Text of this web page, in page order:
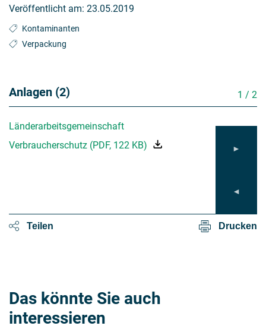
Veröffentlicht am: 23.05.2019
Kontaminanten
Verpackung
Anlagen (2)
Länderarbeitsgemeinschaft
Verbraucherschutz (PDF, 122 KB)
1 / 2
Teilen Drucken
Das könnte Sie auch
interessieren